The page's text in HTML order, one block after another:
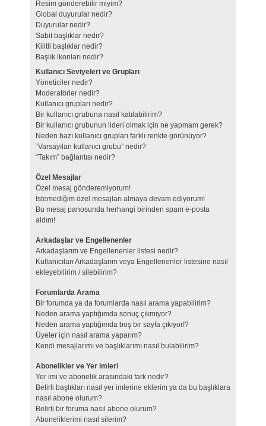
Resim gönderebilir miyim?
Global duyurular nedir?
Duyurular nedir?
Sabit başlıklar nedir?
Kilitli başlıklar nedir?
Başlık ikonları nedir?
Kullanıcı Seviyeleri ve Grupları
Yöneticiler nedir?
Moderatörler nedir?
Kullanıcı grupları nedir?
Bir kullanıcı grubuna nasıl katılabilirim?
Bir kullanıcı grubunun lideri olmak için ne yapmam gerek?
Neden bazı kullanıcı grupları farklı renkte görünüyor?
“Varsayılan kullanıcı grubu” nedir?
“Takım” bağlantısı nedir?
Özel Mesajlar
Özel mesaj gönderemiyorum!
İstemediğim özel mesajları almaya devam ediyorum!
Bu mesaj panosunda herhangi birinden spam e-posta
aldım!
Arkadaşlar ve Engellenenler
Arkadaşlarım ve Engellenenler listesi nedir?
Kullanıcıları Arkadaşlarım veya Engellenenler listesine nasıl
ekleyebilirim / silebilirim?
Forumlarda Arama
Bir forumda ya da forumlarda nasıl arama yapabilirim?
Neden arama yaptığımda sonuç çıkmıyor?
Neden arama yaptığımda boş bir sayfa çıkıyor!?
Üyeler için nasıl arama yaparım?
Kendi mesajlarımı ve başlıklarımı nasıl bulabilirim?
Abonelikler ve Yer imleri
Yer imi ve abonelik arasındaki fark nedir?
Belirli başlıkları nasıl yer imlerine eklerim ya da bu başlıklara
nasıl abone olurum?
Belirli bir foruma nasıl abone olurum?
Aboneliklerimi nasıl silerim?